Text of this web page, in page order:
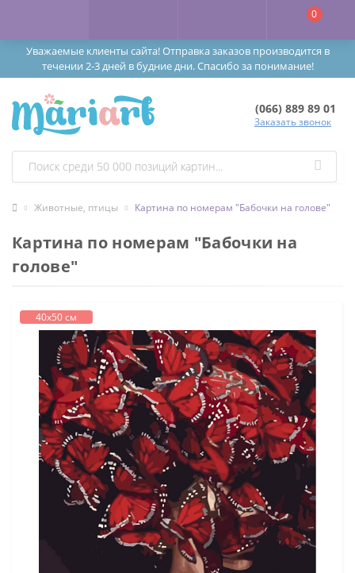
Уважаемые клиенты сайта! Отправка заказов производится в
течении 2-3 дней в будние дни. Спасибо за понимание!
0
(066) 889 89 01
Заказать звонок
Животные, птицы Картина по номерам "Бабочки на голове"
Картина по номерам "Бабочки на
голове"
40х50 см